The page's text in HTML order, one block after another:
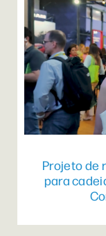
Projeto de
para